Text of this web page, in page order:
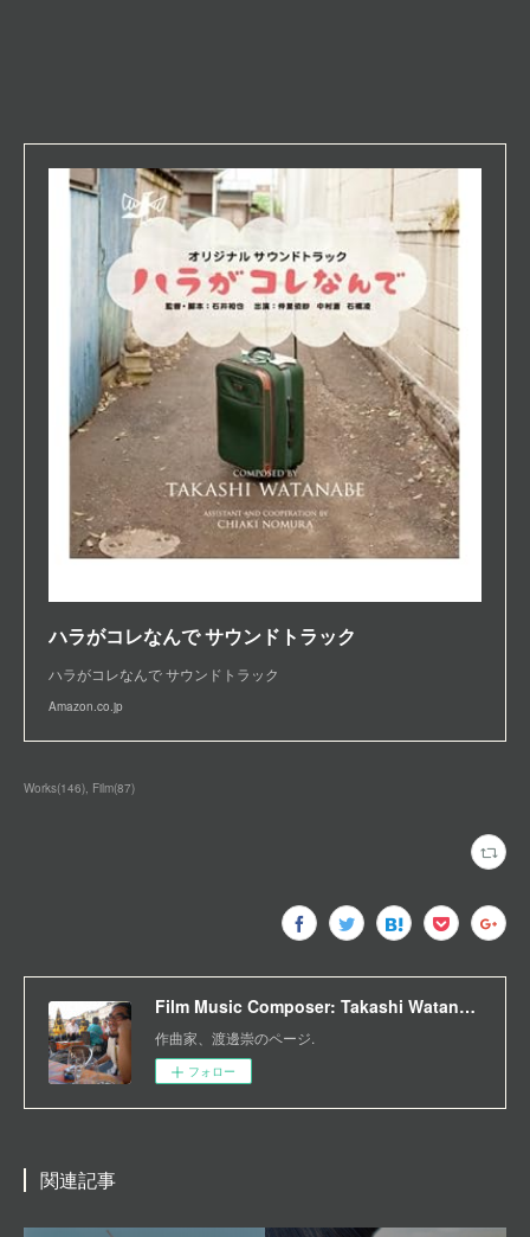
ハラがコレなんで サウンドトラック
ハラがコレなんで サウンドトラック
Amazon.co.jp
Works(146) Film(87)
Film Music Composer: Takashi Watanabe
作曲家、渡邊崇のページ.
フォロー
関連記事